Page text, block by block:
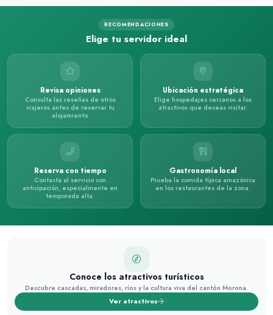
RECOMENDACIONES
Elige tu servidor ideal
Revisa opiniones
Consulta las reseñas de otros
viajeros antes de reservar tu
alojamiento.
Ubicación estratégica
Elige hospedajes cercanos a los
atractivos que deseas visitar.
Reserva con tiempo
Contacta al servicio con
anticipación, especialmente en
temporada alta.
Gastronomía local
Prueba la comida típica amazónica
en los restaurantes de la zona.
Conoce los atractivos turísticos
Descubre cascadas, miradores, ríos y la cultura viva del cantón Morona.
Ver atractivos